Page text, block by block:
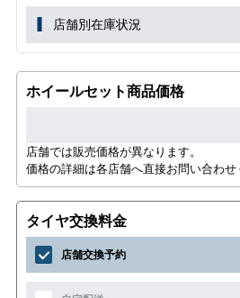
店舗別在庫状況
ホイールセット商品価格
店舗では販売価格が異なります。
価格の詳細は各店舗へ直接お問い合わせ
タイヤ交換料金
店舗交換予約